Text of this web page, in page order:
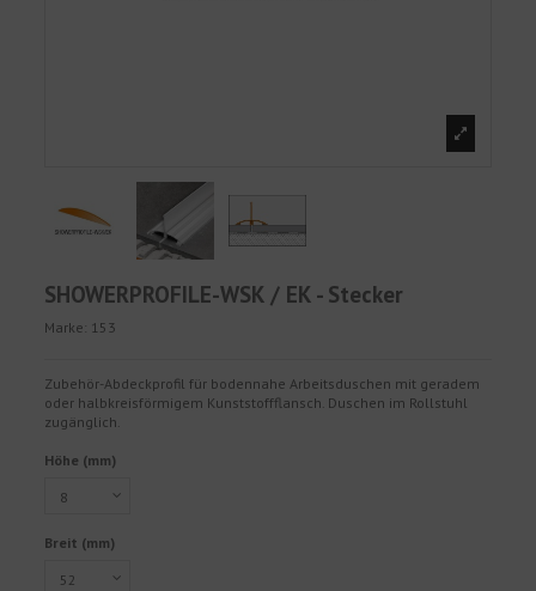
SHOWERPROFILE-WSK / EK - Stecker
Marke: 153
Zubehör-Abdeckprofil für bodennahe Arbeitsduschen mit geradem
oder halbkreisförmigem Kunststoffflansch. Duschen im Rollstuhl
zugänglich.
Höhe (mm)
Breit (mm)